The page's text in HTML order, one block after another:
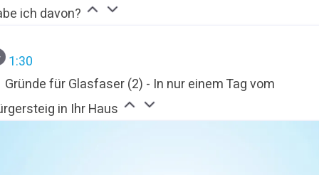
ich davon?
1:30
Gründe für Glasfaser (2) - In nur einem Tag vom
in Ihr Haus